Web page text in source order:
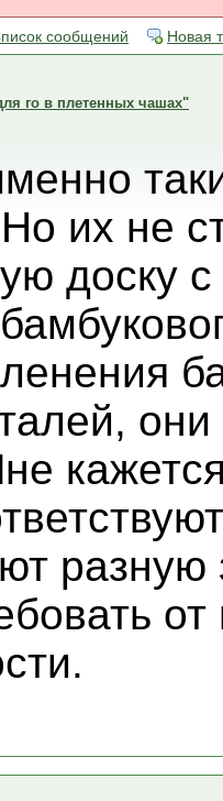
сообщений Новая
го в плетенных чашах"
их не
доску
разную